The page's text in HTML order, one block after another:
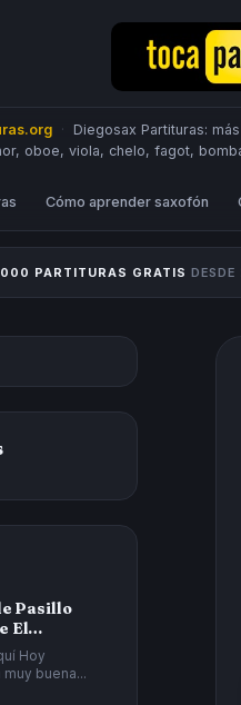
·
Diegosax Partituras:
oboe, viola, chelo, fagot,
Cómo aprender saxofón
PARTITURAS GRATIS DESDE
Pasillo
El
Hoy
buena...